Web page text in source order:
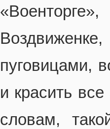
пуговицами,
и красить
словам,